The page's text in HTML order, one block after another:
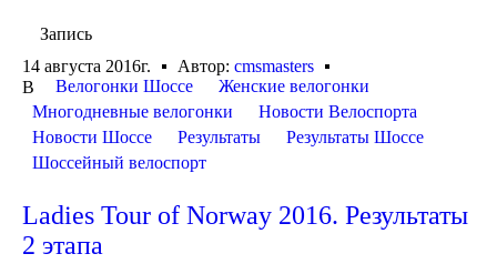
Запись
14 августа 2016г.
Автор: cmsmasters
В
Велогонки Шоссе
Женские велогонки
Многодневные велогонки
Новости Велоспорта
Новости Шоссе
Результаты
Результаты Шоссе
Шоссейный велоспорт
Ladies Tour of Norway 2016. Результаты
2 этапа